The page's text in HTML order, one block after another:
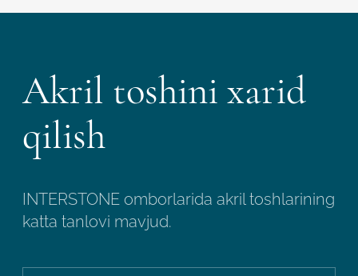
Akril toshini xarid
qilish
INTERSTONE omborlarida akril toshlarining
katta tanlovi mavjud.